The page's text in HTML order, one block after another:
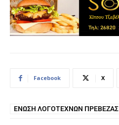
Facebook X
ΈΝΩΣΗ ΛΟΓΟΤΕΧΝΏΝ ΠΡΈΒΕΖΑΣ